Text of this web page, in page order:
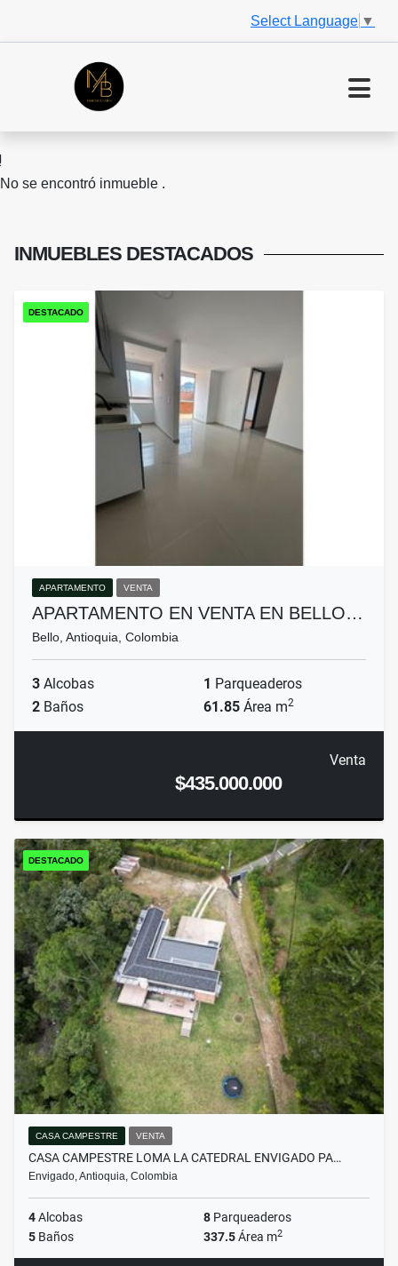
Select Language ▼
No se encontró inmueble .
INMUEBLES DESTACADOS
DESTACADO
APARTAMENTO VENTA
APARTAMENTO EN VENTA EN BELLO…
Bello, Antioquia, Colombia
3 Alcobas 1 Parqueaderos
2 Baños 61.85 Área m2
Venta
$435.000.000
DESTACADO
CASA CAMPESTRE VENTA
CASA CAMPESTRE LOMA LA CATEDRAL ENVIGADO PA…
Envigado, Antioquia, Colombia
4Alcobas 8 Parqueaderos
5 Baños 337.5Área m2